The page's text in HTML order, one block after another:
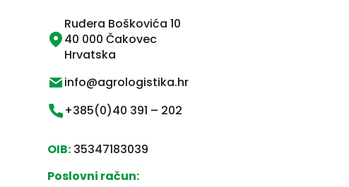
Ruđera Boškovića 10
40 000 Čakovec
Hrvatska
info@agrologistika.hr
+385(0)40 391 – 202
OIB: 35347183039
Poslovni račun: